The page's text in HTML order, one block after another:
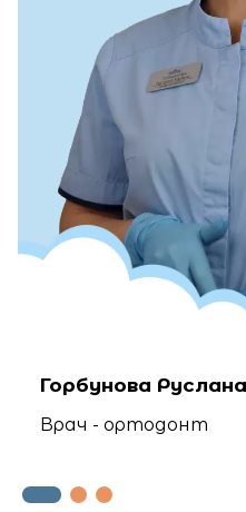
Горбунова
Врач - ортодонт